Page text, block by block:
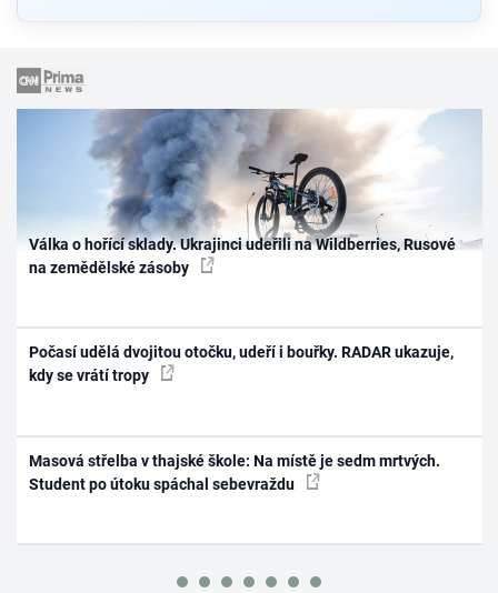
Válka o hořící sklady. Ukrajinci udeřili na Wildberries, Rusové
na zemědělské zásoby
Počasí udělá dvojitou otočku, udeří i bouřky. RADAR ukazuje,
kdy se vrátí tropy
Masová střelba v thajské škole: Na místě je sedm mrtvých.
Student po útoku spáchal sebevraždu